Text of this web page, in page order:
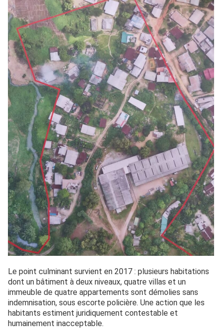
Le point culminant survient en 2017 : plusieurs habitations
dont un bâtiment à deux niveaux, quatre villas et un
immeuble de quatre appartements sont démolies sans
indemnisation, sous escorte policière. Une action que les
habitants estiment juridiquement contestable et
humainement inacceptable.